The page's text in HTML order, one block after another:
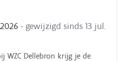
van de
zorg.
- gewijzigd sinds 13 jul.
WZC Dellebron krijg je de